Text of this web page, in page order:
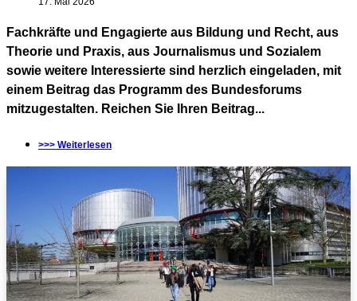
Fachkräfte und Engagierte aus Bildung und Recht, aus
Theorie und Praxis, aus Journalismus und Sozialem
sowie weitere Interessierte sind herzlich eingeladen, mit
einem Beitrag das Programm des Bundesforums
mitzugestalten. Reichen Sie Ihren Beitrag...
>>> Weiterlesen